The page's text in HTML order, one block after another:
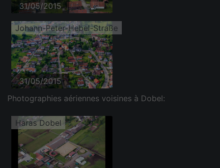
31/05/2015
Johann-Peter-Hebel-Straße
31/05/2015
Photographies aériennes voisines à Dobel:
Haras Dobel